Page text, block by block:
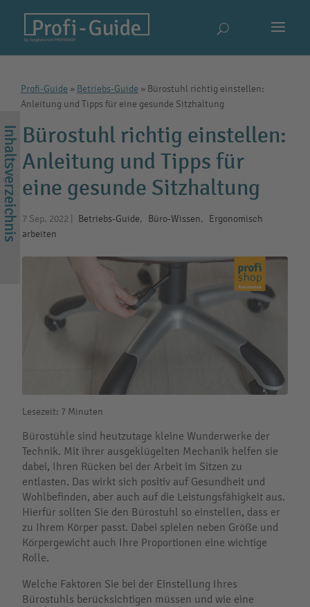
Profi-Guide » Betriebs-Guide » Bürostuhl richtig einstellen:
Anleitung und Tipps für eine gesunde Sitzhaltung
Bürostuhl richtig einstellen:
Anleitung und Tipps für
eine gesunde Sitzhaltung
7 Sep. 2022 Betriebs-Guide, Büro-Wissen, Ergonomisch
arbeiten
Lesezeit: 7 Minuten
Bürostühle sind heutzutage kleine Wunderwerke der
Technik. Mit ihrer ausgeklügelten Mechanik helfen sie
dabei, Ihren Rücken bei der Arbeit im Sitzen zu
entlasten. Das wirkt sich positiv auf Gesundheit und
Wohlbefinden, aber auch auf die Leistungsfähigkeit aus.
Hierfür sollten Sie den Bürostuhl so einstellen, dass er
zu Ihrem Körper passt. Dabei spielen neben Größe und
Körpergewicht auch Ihre Proportionen eine wichtige
Rolle.
Welche Faktoren Sie bei der Einstellung Ihres
Bürostuhls berücksichtigen müssen und wie eine